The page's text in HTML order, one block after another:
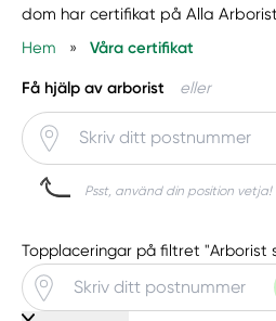
dom har certifikat på Alla
Hem
» Våra certifikat
Få hjälp av arborist eller
Psst, använd din position vetja!
Topplaceringar på filtret "Arborist